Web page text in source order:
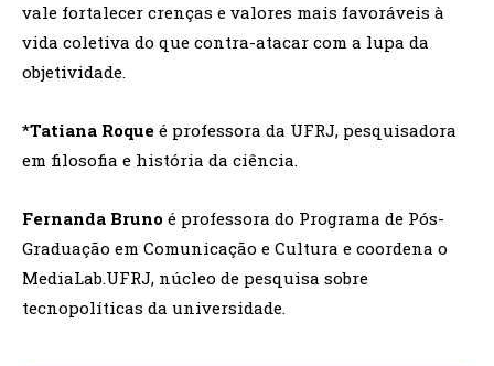
vale fortalecer crenças e valores mais favoráveis à
vida coletiva do que contra-atacar com a lupa da
objetividade.
*Tatiana Roque é professora da UFRJ, pesquisadora
em filosofia e história da ciência.
Fernanda Bruno é professora do Programa de Pós-
Graduação em Comunicação e Cultura e coordena o
MediaLab.UFRJ, núcleo de pesquisa sobre
tecnopolíticas da universidade.